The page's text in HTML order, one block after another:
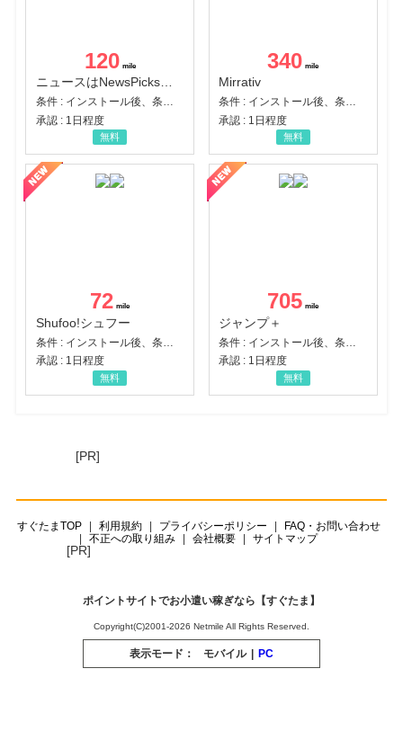
120
ニュースはNewsPicks｜経済ニュース・就活・ビジネス
条件 : インストール後、条件達成
承認 : 1日程度
無料
340
Mirrativ
条件 : インストール後、条件達成
承認 : 1日程度
無料
72
Shufoo!シュフー
承認 : 1日程度
無料
705
ジャンプ＋
承認 : 1日程度
無料
[PR]
すぐたまTOP 利用規約 プライバシーポリシー
FAQ・お問い合わせ
不正への取り組み
会社概要 サイトマップ
[PR]
ポイントサイトでお小遣い稼ぎなら【すぐたま】
Copyright(C)2001-2026 Netmile All Rights Reserved.
表示モード： モバイル | PC